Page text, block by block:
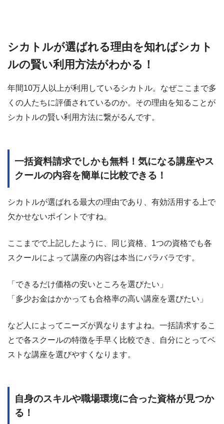
シカトルが選ばれる理由を知ればシカト
ルの賢い利用方法がわかる！
年間10万人以上が利用しているシカトル。なぜここまで多
くの人たちに評価されているのか。その理由を知ることが
シカトルの賢い利用方法に繋がるんです。
一括資料請求でしかも無料！気になる講座やス
クールの内容を簡単に比較できる！
シカトルが選ばれる最大の理由であり、有効活用する上で
欠かせないポイントですね。
ここまでで上記したように、同じ資格、1つの資格でも各
スクールによって講座の内容は本当にバラバラです。
「できるだけ価格の安いところを選びたい」
「多少お金はかかっても合格率の高い講座を選びたい」
など人によってニーズが異なりますよね。一括請求するこ
とで各スクールの特徴を手早く比較でき、自分にとってベ
ストな講座を選びやすくなります。
自身のスキルや職場環境に合った資格が見つか
る！